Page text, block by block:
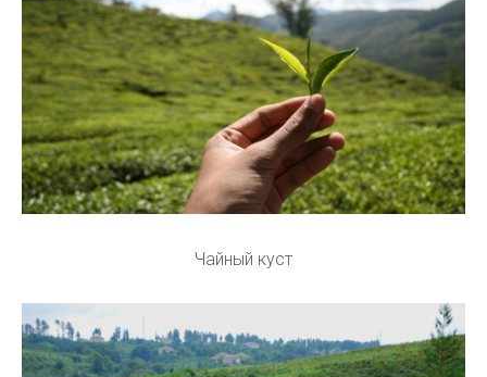
Чайный куст